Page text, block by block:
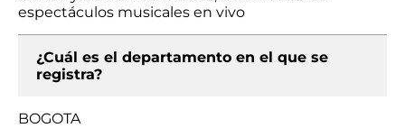
espectáculos musicales en vivo
¿Cuál es el departamento en el que se
registra?
BOGOTA